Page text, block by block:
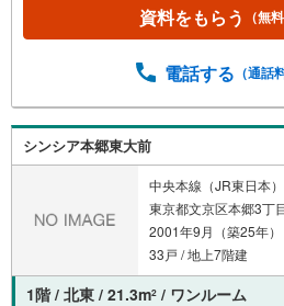
資料をもらう （無料
電話する （通話
シンシア本郷東大前
中央本線（JR東日本
東京都文京区本郷3丁
2001年9月（築25年）
33戸 / 地上7階建
1階 / 北東 / 21.3m2 / ワンルーム